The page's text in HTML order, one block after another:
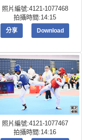
照片編號:4121-1077468
拍攝時間:14:15
分享 Download
照片編號:4121-1077467
拍攝時間:14:16